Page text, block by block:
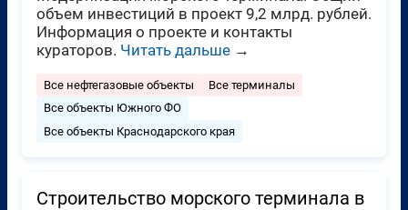
объем инвестиций в проект 9,2 млрд. рублей.
Информация о проекте и контакты
кураторов. Читать дальше →
Все нефтегазовые объекты
Все терминалы
Все объекты Южного ФО
Все объекты Краснодарского края
Строительство морского терминала в